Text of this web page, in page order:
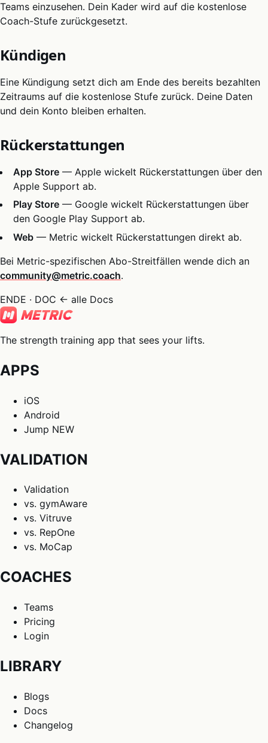
Teams einzusehen. Dein Kader wird auf die kostenlose
Coach-Stufe zurückgesetzt.
Kündigen
Eine Kündigung setzt dich am Ende des bereits bezahlten
Zeitraums auf die kostenlose Stufe zurück. Deine Daten
und dein Konto bleiben erhalten.
Rückerstattungen
App Store — Apple wickelt Rückerstattungen über den
Apple Support ab.
Play Store — Google wickelt Rückerstattungen über
den Google Play Support ab.
Web — Metric wickelt Rückerstattungen direkt ab.
Bei Metric-spezifischen Abo-Streitfällen wende dich an
community@metric.coach.
ENDE · DOC ← alle Docs
The strength training app that sees your lifts.
APPS
iOS
Android
Jump NEW
VALIDATION
Validation
vs. gymAware
vs. Vitruve
vs. RepOne
vs. MoCap
COACHES
Teams
Pricing
Login
LIBRARY
Blogs
Docs
Changelog